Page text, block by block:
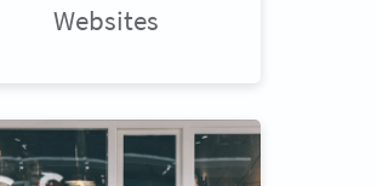
Websites